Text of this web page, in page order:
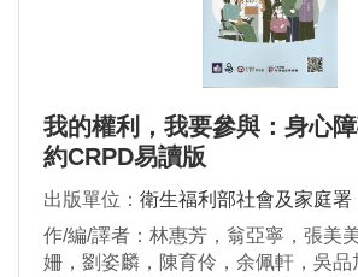
我的權利，我要參與：身心
約CRPD易讀版
出版單位： 衛生福利部社會及家庭署
作/編/譯者：林惠芳，翁亞寧，張美
姍，劉姿麟，陳育伶，余佩軒，吳